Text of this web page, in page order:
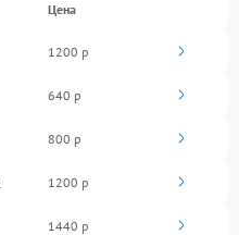
Цена
1200 р
640 р
800 р
1200 р
1440 р